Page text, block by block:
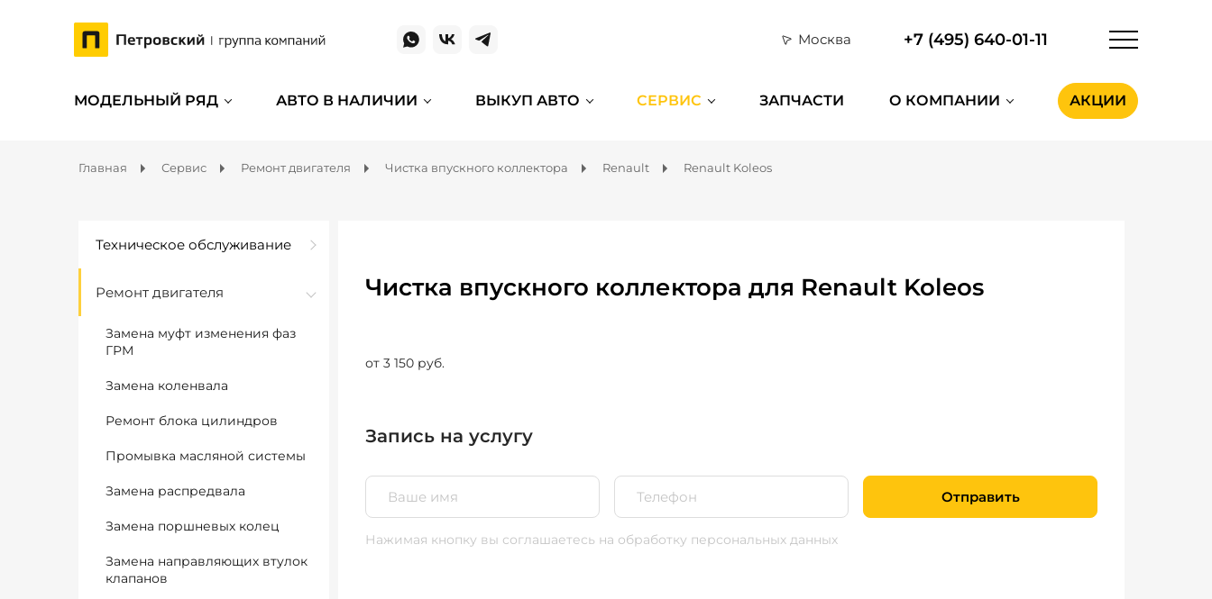
Москва +7 (495) 640-01-11
МОДЕЛЬНЫЙ РЯД АВТО В НАЛИЧИИ ВЫКУП АВТО СЕРВИС ЗАПЧАСТИ О КОМПАНИИ АКЦИИ
Главная Сервис Ремонт двигателя Чистка впускного коллектора Renault Renault Koleos
Техническое обслуживание
Ремонт двигателя
Замена муфт изменения фаз
ГРМ
Замена коленвала
Ремонт блока цилиндров
Промывка масляной системы
Замена распредвала
Замена поршневых колец
Замена направляющих втулок
клапанов
Чистка впускного коллектора для Renault Koleos
от 3 150 руб.
Запись на услугу
Отправить
Нажимая кнопку вы соглашаетесь на обработку персональных данных